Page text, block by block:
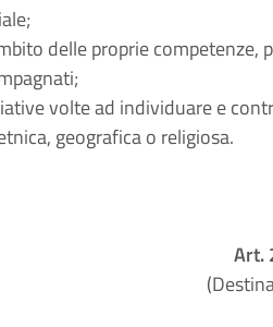
delle proprie
volte ad individuare e
geografica o religiosa.
Art.